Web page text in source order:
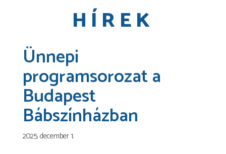
HÍREK
Ünnepi
programsorozat a
Budapest
Bábszínházban
2025. december 1.